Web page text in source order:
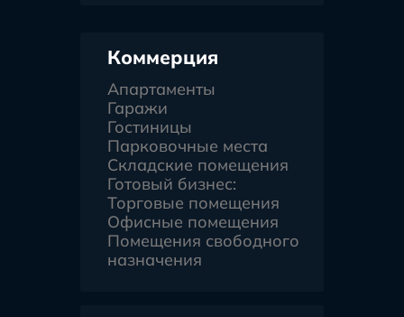
Коммерция
Апартаменты
Гаражи
Гостиницы
Парковочные места
Складские помещения
Готовый бизнес:
Торговые помещения
Офисные помещения
Помещения свободного
назначения